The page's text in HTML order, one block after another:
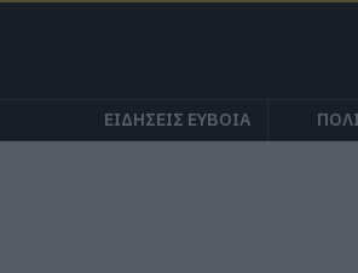
ΕΙΔΗΣΕΙΣ ΕΥΒΟΙΑ